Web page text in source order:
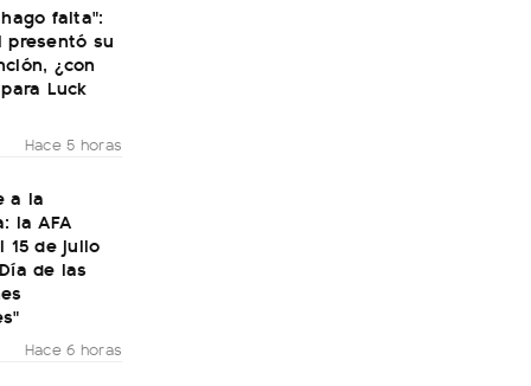
falta":
presentó su
¿con
Luck
Hace 5 horas
a la
la AFA
15 de julio
de las
Hace 6 horas